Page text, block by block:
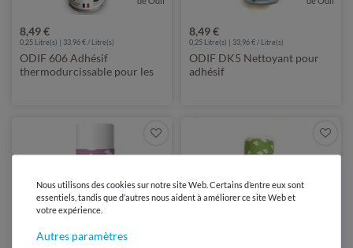
8,49 €
0,25 Litre(s) | 33,96 € / Litre(s)
ODIF 606 Adhésif
thermodurcissable pour les
8,49 €
0,25 Litre(s) | 33,96 € / Litre(s)
ODIF DK5 Nettoyant pour
adhésif
Nous utilisons des cookies sur notre site Web. Certains d’entre eux sont
essentiels, tandis que d’autres nous aident à améliorer ce site Web et
votre expérience.
Autres paramètres